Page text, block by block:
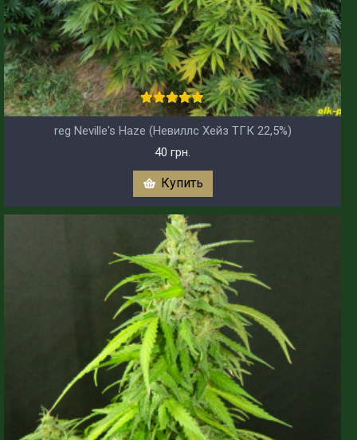
reg Neville's Haze (Невиллс Хейз ТГК 22,5%)
40 грн.
Купить